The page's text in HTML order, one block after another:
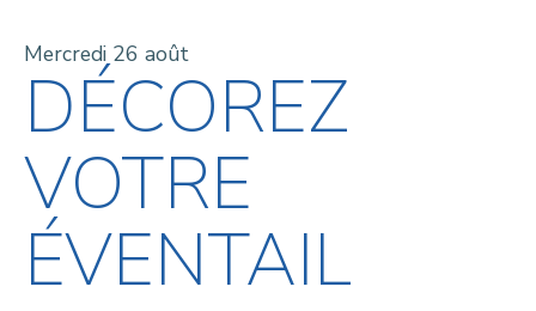
Mercredi 26 août
DÉCOREZ
VOTRE
ÉVENTAIL